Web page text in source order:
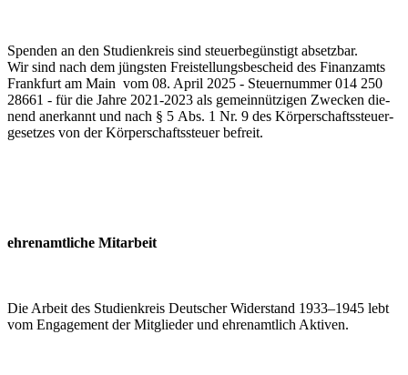
Spen­den an den Stu­di­en­kreis sind steu­er­be­güns­tigt absetzbar.
Wir sind nach dem jüngs­ten Frei­stel­lungs­be­scheid des Fi­nanz­amts
Frank­furt am Main vom 08. April 2025 - Steu­er­num­mer 014 250
28661 - für die Jah­re 2021-2023 als ge­mein­nüt­zi­gen Zwe­cken die­
nend an­er­kannt und nach § 5 Abs. 1 Nr. 9 des Kör­per­schafts­steu­er­
ge­set­zes von der Kör­per­schafts­steu­er befreit.
eh­ren­amt­li­che Mitarbeit
Die Ar­beit des Stu­di­en­kreis Deut­scher Wi­der­stand 1933–1945 lebt
vom En­ga­ge­ment der Mit­glie­der und eh­ren­amt­lich Aktiven.